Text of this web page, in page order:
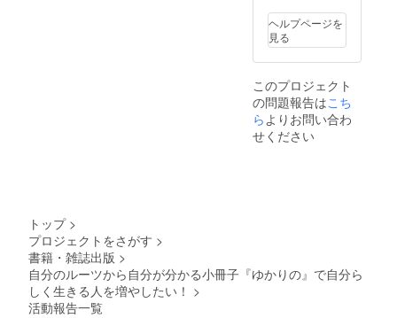
談会は
札幌・
東京・
長野・
屋・京
都・大
阪の各
会場に
お越し
ださ
成まで
には3～
6ヶ月ほ
どかか
す。
（転籍
が多い
ほどお
時間が
が出来
ヘルプページを
見る
このプロジェクト
の問題報告はこち
らよりお問い合わ
せください
トップ >
プロジェクトをさがす >
書籍・雑誌出版 >
自分のルーツから自分が分かる小冊子『ゆかりの』で自分ら
しく生きる人を増やしたい！ >
活動報告一覧